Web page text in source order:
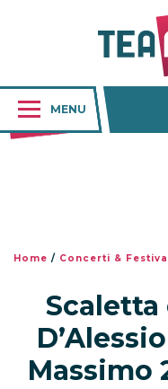
MENU
Home / Concerti & Festival
Massimo